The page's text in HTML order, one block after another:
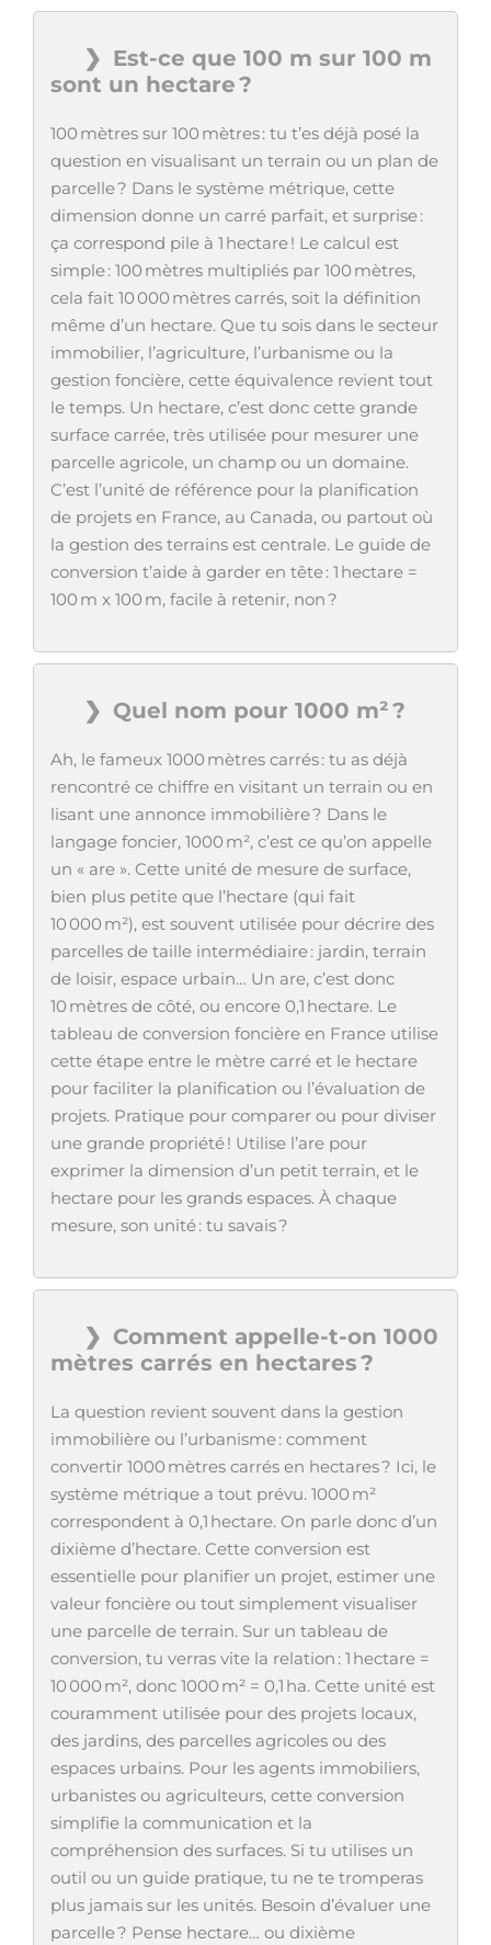
Est-ce que 100 m sur 100 m
sont un hectare ?
100 mètres sur 100 mètres : tu t’es déjà posé la
question en visualisant un terrain ou un plan de
parcelle ? Dans le système métrique, cette
dimension donne un carré parfait, et surprise :
ça correspond pile à 1 hectare ! Le calcul est
simple : 100 mètres multipliés par 100 mètres,
cela fait 10 000 mètres carrés, soit la définition
même d’un hectare. Que tu sois dans le secteur
immobilier, l’agriculture, l’urbanisme ou la
gestion foncière, cette équivalence revient tout
le temps. Un hectare, c’est donc cette grande
surface carrée, très utilisée pour mesurer une
parcelle agricole, un champ ou un domaine.
C’est l’unité de référence pour la planification
de projets en France, au Canada, ou partout où
la gestion des terrains est centrale. Le guide de
conversion t’aide à garder en tête : 1 hectare =
100 m x 100 m, facile à retenir, non ?
Quel nom pour 1000 m² ?
Ah, le fameux 1000 mètres carrés : tu as déjà
rencontré ce chiffre en visitant un terrain ou en
lisant une annonce immobilière ? Dans le
langage foncier, 1000 m², c’est ce qu’on appelle
un « are ». Cette unité de mesure de surface,
bien plus petite que l’hectare (qui fait
10 000 m²), est souvent utilisée pour décrire des
parcelles de taille intermédiaire : jardin, terrain
de loisir, espace urbain… Un are, c’est donc
10 mètres de côté, ou encore 0,1 hectare. Le
tableau de conversion foncière en France utilise
cette étape entre le mètre carré et le hectare
pour faciliter la planification ou l’évaluation de
projets. Pratique pour comparer ou pour diviser
une grande propriété ! Utilise l’are pour
exprimer la dimension d’un petit terrain, et le
hectare pour les grands espaces. À chaque
mesure, son unité : tu savais ?
Comment appelle-t-on 1000
mètres carrés en hectares ?
La question revient souvent dans la gestion
immobilière ou l’urbanisme : comment
convertir 1000 mètres carrés en hectares ? Ici, le
système métrique a tout prévu. 1000 m²
correspondent à 0,1 hectare. On parle donc d’un
dixième d’hectare. Cette conversion est
essentielle pour planifier un projet, estimer une
valeur foncière ou tout simplement visualiser
une parcelle de terrain. Sur un tableau de
conversion, tu verras vite la relation : 1 hectare =
10 000 m², donc 1000 m² = 0,1 ha. Cette unité est
couramment utilisée pour des projets locaux,
des jardins, des parcelles agricoles ou des
espaces urbains. Pour les agents immobiliers,
urbanistes ou agriculteurs, cette conversion
simplifie la communication et la
compréhension des surfaces. Si tu utilises un
outil ou un guide pratique, tu ne te tromperas
plus jamais sur les unités. Besoin d’évaluer une
parcelle ? Pense hectare… ou dixième